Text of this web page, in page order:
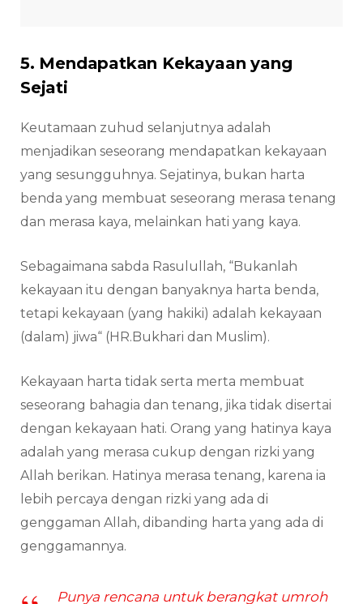
5. Mendapatkan Kekayaan yang
Sejati
Keutamaan zuhud selanjutnya adalah
menjadikan seseorang mendapatkan kekayaan
yang sesungguhnya. Sejatinya, bukan harta
benda yang membuat seseorang merasa tenang
dan merasa kaya, melainkan hati yang kaya.
Sebagaimana sabda Rasulullah, “Bukanlah
kekayaan itu dengan banyaknya harta benda,
tetapi kekayaan (yang hakiki) adalah kekayaan
(dalam) jiwa“ (HR.Bukhari dan Muslim).
Kekayaan harta tidak serta merta membuat
seseorang bahagia dan tenang, jika tidak disertai
dengan kekayaan hati. Orang yang hatinya kaya
adalah yang merasa cukup dengan rizki yang
Allah berikan. Hatinya merasa tenang, karena ia
lebih percaya dengan rizki yang ada di
genggaman Allah, dibanding harta yang ada di
genggamannya.
Punya rencana untuk berangkat umroh